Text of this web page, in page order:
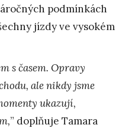
podmínkách
jízdy ve vysokém
s časem. Opravy
ale nikdy jsme
ukazují,
” doplňuje Tamara